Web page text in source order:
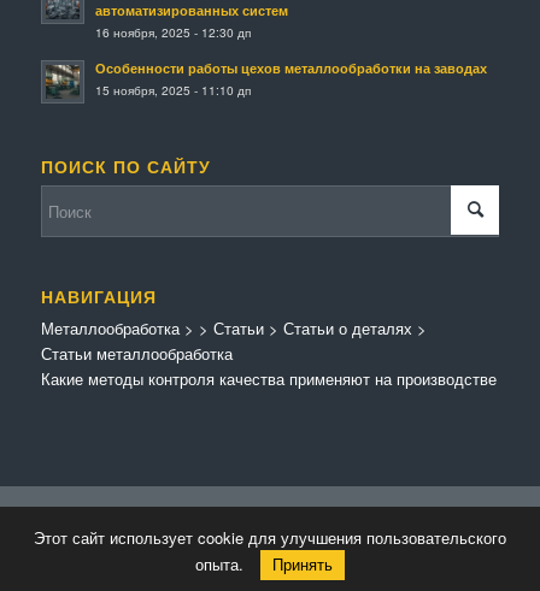
автоматизированных систем
16 ноября, 2025 - 12:30 дп
Особенности работы цехов металлообработки на заводах
15 ноября, 2025 - 11:10 дп
ПОИСК ПО САЙТУ
НАВИГАЦИЯ
Металлообработка>
Статьи металлообработка
> Статьи> Статьи о деталях >
Какие методы контроля качества применяют на производстве
Kriesi
Этот сайт использует cookie для улучшения пользовательского
опыта.
Принять